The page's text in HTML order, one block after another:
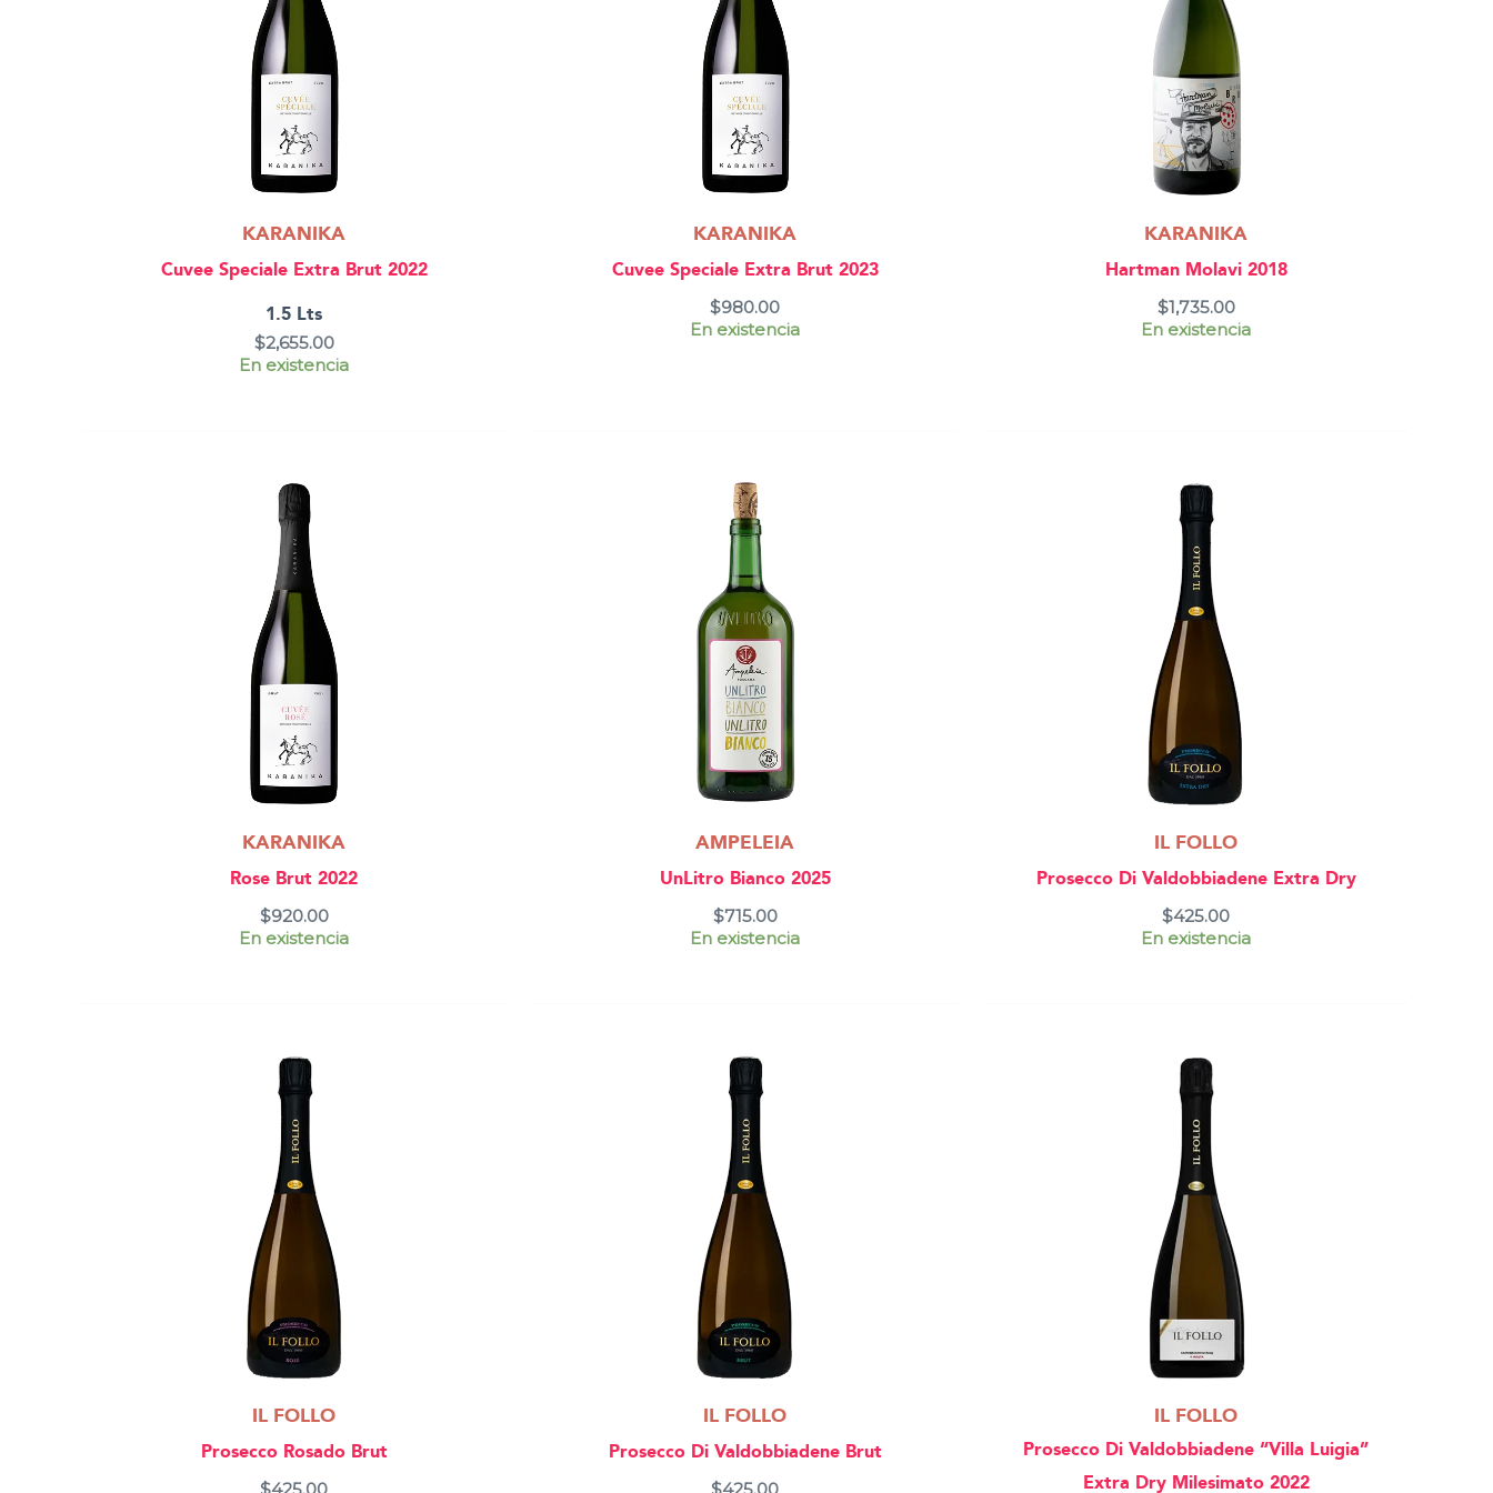
KARANIKA
Cuvee Speciale Extra Brut 2022
1.5 Lts
$2,655.00
En existencia
KARANIKA
Cuvee Speciale Extra Brut 2023
$980.00
En existencia
KARANIKA
Hartman Molavi 2018
$1,735.00
En existencia
KARANIKA
Rose Brut 2022
$920.00
En existencia
AMPELEIA
UnLitro Bianco 2025
$715.00
En existencia
IL FOLLO
Prosecco Di Valdobbiadene Extra Dry
$425.00
En existencia
IL FOLLO
Prosecco Rosado Brut
IL FOLLO
Prosecco Di Valdobbiadene Brut
IL FOLLO
Prosecco Di Valdobbiadene “Villa Luigia”
Extra Dry Milesimato 2022